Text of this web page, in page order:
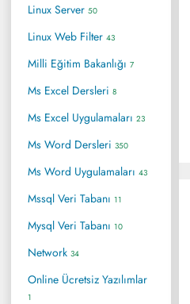
Linux Server 50
Linux Web Filter 43
Milli Eğitim Bakanlığı 7
Ms Excel Dersleri 8
Ms Excel Uygulamaları 23
Ms Word Dersleri 350
Ms Word Uygulamaları 43
Mssql Veri Tabanı 11
Mysql Veri Tabanı 10
Network 34
Online Ücretsiz Yazılımlar
1